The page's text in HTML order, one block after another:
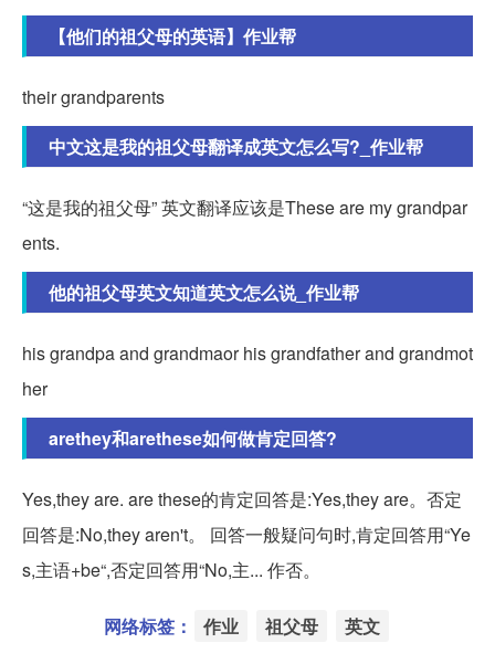
【他们的祖父母的英语】作业帮
their grandparents
中文这是我的祖父母翻译成英文怎么写?_作业帮
“这是我的祖父母” 英文翻译应该是These are my grandpar
ents.
他的祖父母英文知道英文怎么说_作业帮
his grandpa and grandmaor his grandfather and grandmot
her
arethey和arethese如何做肯定回答?
Yes,they are. are these的肯定回答是:Yes,they are。否定
回答是:No,they aren't。 回答一般疑问句时,肯定回答用“Ye
s,主语+be“,否定回答用“No,主... 作否。
网络标签： 作业 祖父母 英文